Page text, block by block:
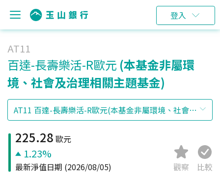
登入
AT11
百達-長壽樂活-R歐元 (本基金非屬環
境、社會及治理相關主題基金)
225.28 歐元
1.23%
最新淨值日期 (2026/08/05) 觀察 比較